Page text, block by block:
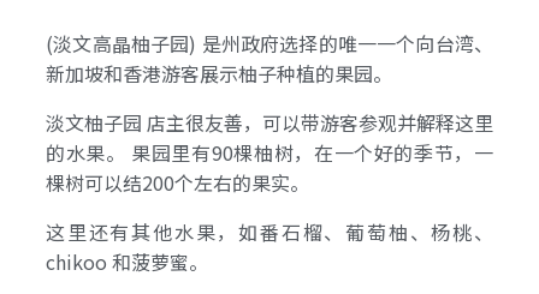
(淡文高晶柚子园) 是州政府选择的唯一一个向台湾、
新加坡和香港游客展示柚子种植的果园。
淡文柚子园 店主很友善，可以带游客参观并解释这里
的水果。 果园里有90棵柚树，在一个好的季节，一
棵树可以结200个左右的果实。
这里还有其他水果，如番石榴、葡萄柚、杨桃、
chikoo 和菠萝蜜。